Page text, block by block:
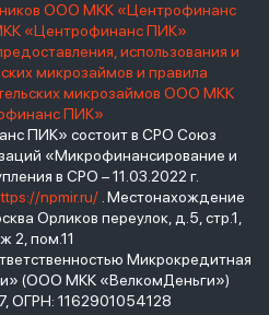
ООО МКК «Центрофинанс
«Центрофинанс ПИК»
использования и
микрозаймов и правила
микрозаймов ООО МКК
ПИК»
ПИК» состоит в СРО Союз
«Микрофинансирование и
в СРО – 11.03.2022 г.
npmir.ru/. Местонахождение
Орликов переулок, д.5, стр.1,
2, пом.11
Микрокредитная
(ООО МКК «ВелкомДеньги»)
ОГРН: 1162901054128